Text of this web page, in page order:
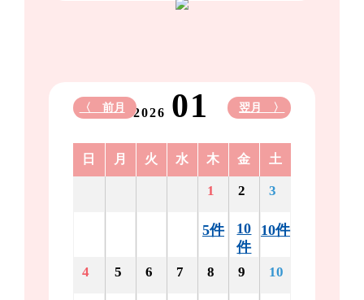
2026 01
〈 前月 翌月 〉
日 月 火 水 木 金 土
1
5件
2
10
件
3
10件
4 5 6 7 8 9 10